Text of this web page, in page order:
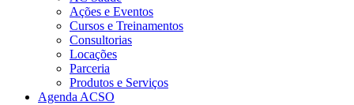
Ações e Eventos
Cursos e Treinamentos
Consultorias
Locações
Parceria
Produtos e Serviços
Agenda ACSO